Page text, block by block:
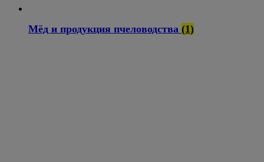
Мёд и продукция пчеловодства (1)